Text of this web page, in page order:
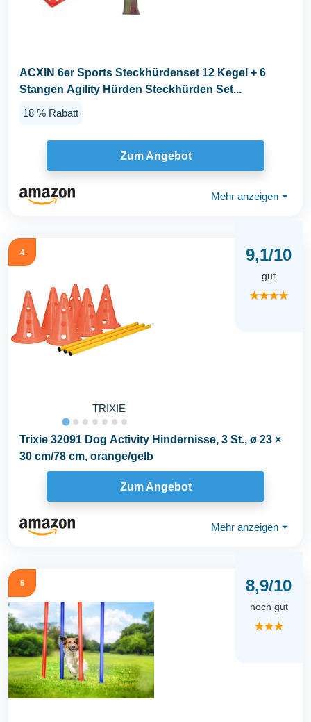
ACXIN 6er Sports Steckhürdenset 12 Kegel + 6
Stangen Agility Hürden Steckhürden Set...
18 % Rabatt
Zum Angebot
Mehr anzeigen ⏷
4
TRIXIE
9,1/10
gut
★★★★
Trixie 32091 Dog Activity Hindernisse, 3 St., ø 23 ×
30 cm/78 cm, orange/gelb
Zum Angebot
Mehr anzeigen ⏷
5 8,9/10
noch gut
★★★